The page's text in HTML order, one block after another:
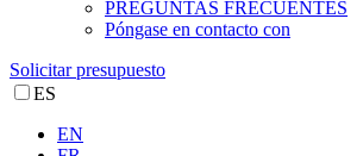
PREGUNTAS FRECUENTES
Póngase en contacto con
Solicitar presupuesto
ES
EN